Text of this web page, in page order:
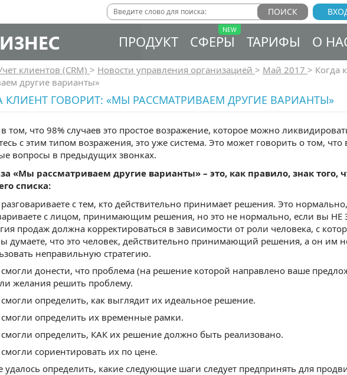
ПРОДУКТ СФЕРЫ ТАРИФЫ О
клиентов (CRM) > Новости управления организацией > Май 2017 > Когда
другие варианты»
КЛИЕНТ ГОВОРИТ: «МЫ РАССМАТРИВАЕМ ДРУГИЕ ВАРИАНТЫ»
том, что 98% случаев это простое возражение, которое можно
с этим типом возражения, это уже система. Это может говорить о том, что
вопросы в предыдущих звонках.
«Мы рассматриваем другие варианты» – это, как правило, знак того,
списка:
с тем, кто действительно принимает решения. Это
с лицом, принимающим решения, но это не нормально, если вы НЕ
продаж должна корректироваться в зависимости от роли человека, с
думаете, что это человек, действительно принимающий решения, а он им
неправильную стратегию.
донести, что проблема (на решение которой направлено ваше
желания решить проблему.
определить, как выглядит их идеальное решение.
определить их временные рамки.
определить, КАК их решение должно быть реализовано.
сориентировать их по цене.
удалось определить, какие следующие шаги следует предпринять для